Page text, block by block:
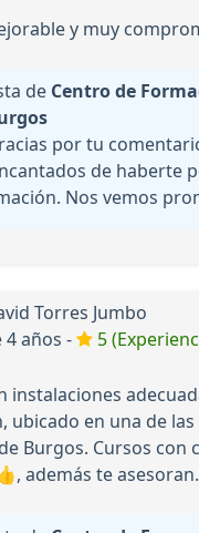
y muy
de Centro de
por tu
de haberte
Nos vemos
Torres Jumbo
4 años -
5
instalaciones
ubicado en una de las
Burgos. Cursos con
además te